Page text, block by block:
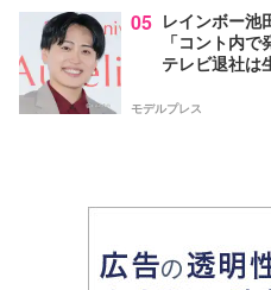
05 レインボー池
「コント内
テレビ退社は
モデルプレス